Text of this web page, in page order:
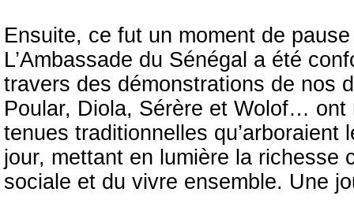
Ensuite, ce fut un moment de
L’Ambassade du Sénégal a été
travers des démonstrations de nos
Poular, Diola, Sérère et Wolof… ont
tenues traditionnelles
jour, mettant en lumière la richesse
sociale et du vivre ensemble. Une